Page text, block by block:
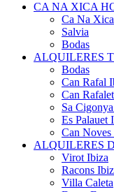
CA NA XICA
Ca Na Xica
Salvia
Bodas
ALQUILERES
Bodas
Can Rafal
Can
Sa
Es Palauet
Can Noves
ALQUILERES
Virot Ibiza
Racons
Villa Caleta